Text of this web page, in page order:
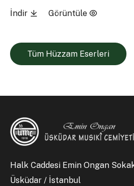
İndir Görüntüle
Tüm Hüzzam Eserleri
Halk Caddesi Emin Ongan
Üsküdar / İstanbul